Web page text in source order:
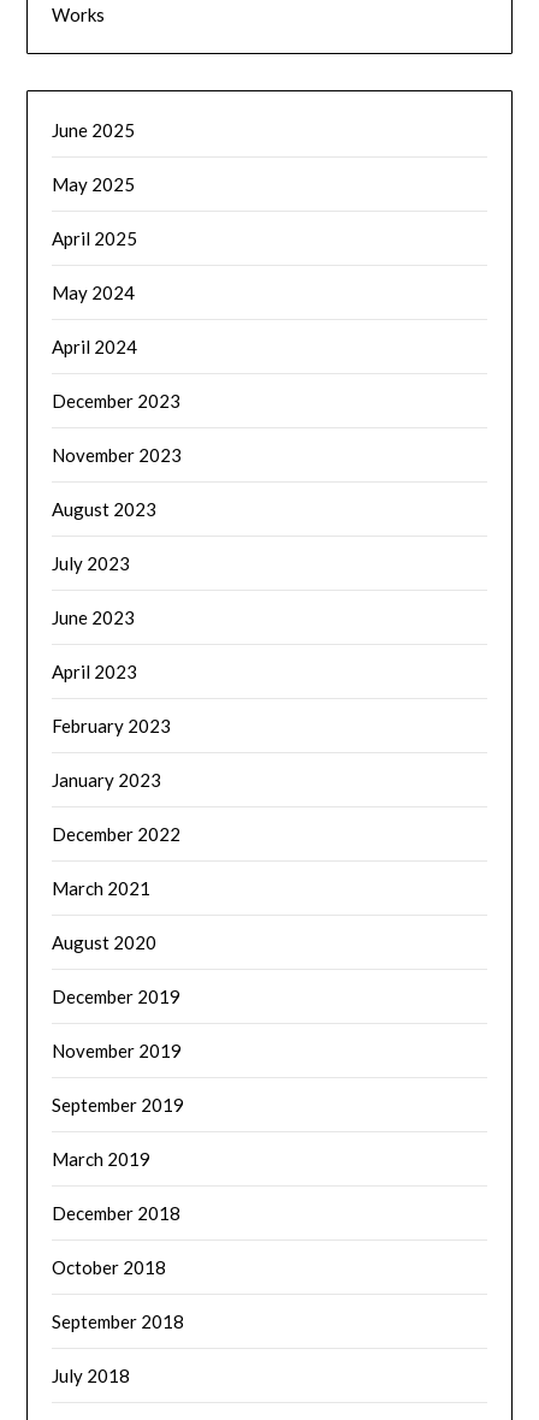
Works
June 2025
May 2025
April 2025
May 2024
April 2024
December 2023
November 2023
August 2023
July 2023
June 2023
April 2023
February 2023
January 2023
December 2022
March 2021
August 2020
December 2019
November 2019
September 2019
March 2019
December 2018
October 2018
September 2018
July 2018